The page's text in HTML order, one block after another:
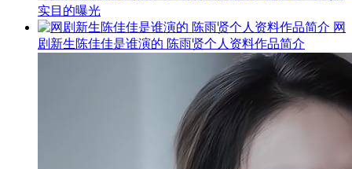
实目的曝光
网
剧新生陈佳佳是谁演的 陈雨贤个人资料作品简介